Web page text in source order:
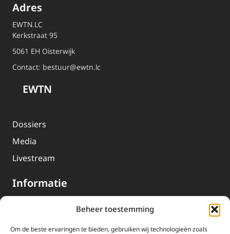
Beheer toestemming
Om de beste ervaringen te bieden, gebruiken wij technologieën zoals
Adres
EWTN.LC
Kerkstraat 95
5061 EH Oisterwijk
Contact: bestuur@ewtn.lc
EWTN
Dossiers
Media
Livestream
Informatie
Over EWTN